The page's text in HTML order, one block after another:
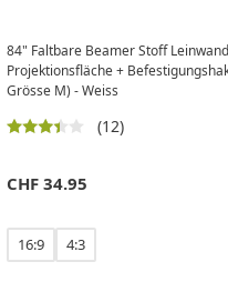
84" Faltbare Beamer Stoff
Projektionsfläche +
Grösse M) - Weiss
(12)
CHF 34.95
16:9 4:3